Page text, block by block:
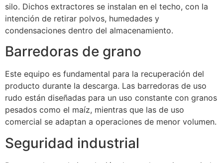
silo. Dichos extractores se instalan en el techo, con la
intención de retirar polvos, humedades y
condensaciones dentro del almacenamiento.
Barredoras de grano
Este equipo es fundamental para la recuperación del
producto durante la descarga. Las barredoras de uso
rudo están diseñadas para un uso constante con granos
pesados como el maíz, mientras que las de uso
comercial se adaptan a operaciones de menor volumen.
Seguridad industrial